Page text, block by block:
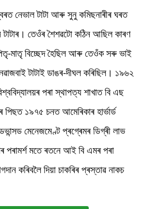
নেভাল টাটা আৰু সুনু কমিছনাৰীৰ ঘৰত
টাটাৰ। তেওঁৰ শৈশৱটো কঠিন আছিল কাৰণ
মাতৃ বিচ্ছেদ হৈছিল আৰু তেওঁক সৰু ভাই
টাটাই ডাঙৰ-দীঘল কৰিছিল। ১৯৬২
পৰা স্থাপত্য শাখাত বি এছ
পিছত ১৯৭৫ চনত আমেৰিকাৰ হাৰ্ভাৰ্ড
মেনেজমেণ্ট প্ৰগ্ৰেমৰ ডিগ্ৰী লাভ
পৰামৰ্শ মতে ৰতনে আই বি এমৰ পৰা
কৰিবলৈ দিয়া চাকৰিৰ প্ৰস্তাৱ নাকচ